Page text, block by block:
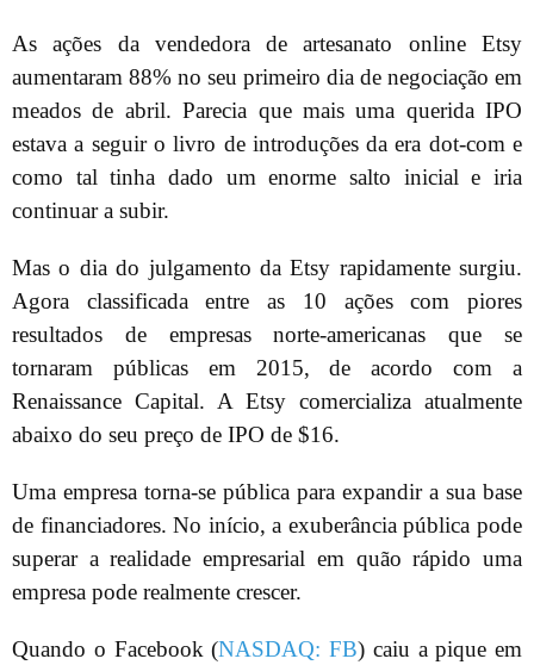
As ações da vendedora de artesanato online Etsy
aumentaram 88% no seu primeiro dia de negociação em
meados de abril. Parecia que mais uma querida IPO
estava a seguir o livro de introduções da era dot-com e
como tal tinha dado um enorme salto inicial e iria
continuar a subir.
Mas o dia do julgamento da Etsy rapidamente surgiu.
Agora classificada entre as 10 ações com piores
resultados de empresas norte-americanas que se
tornaram públicas em 2015, de acordo com a
Renaissance Capital. A Etsy comercializa atualmente
abaixo do seu preço de IPO de $16.
Uma empresa torna-se pública para expandir a sua base
de financiadores. No início, a exuberância pública pode
superar a realidade empresarial em quão rápido uma
empresa pode realmente crescer.
Quando o Facebook (NASDAQ: FB) caiu a pique em